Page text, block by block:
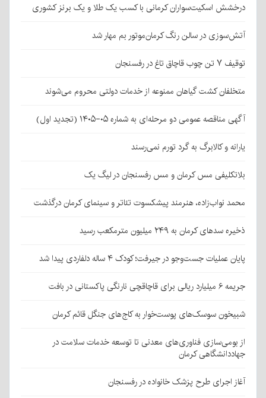
درخشش اسکیت‌سواران کرمانی با کسب یک طلا و یک برنز کشوری
آتش‌سوزی در سالن رنگ کرمان‌موتور بم مهار شد
توقیف ۷ تن چوب قاچاق تاغ در رفسنجان
متخلفان کشت گیاهان ممنوعه از خدمات دولتی محروم می‌شوند
آگهی مناقصه عمومی دو مرحله‌ای به شماره ۰۵-۱۴۰۵ (تجدید اول)
یارانه و کالابرگ به گرد تورم نمی‌رسند
بلاتکلیفی مس کرمان و مس رفسنجان در لیگ یک
محمد نواب‌زاده، هنرمند پیشکسوت تئاتر و سینمای کرمان درگذشت
ذخیره سدهای کرمان به ۲۴۹ میلیون مترمکعب رسید
پایان عملیات جست‌وجو در جیرفت؛ کودک ۴ ساله دلفاردی پیدا شد
جریمه ۶ میلیارد ریالی برای قاچاقچی نارنگی پاکستانی در بافت
شبیخون سوسک‌های پوست‌خوار به کاج‌های جنگل قائم کرمان
از بومی‌سازی فناوری‌های معدنی تا توسعه خدمات سلامت در
جهاددانشگاهی کرمان
آغاز اجرای طرح پزشک خانواده در رفسنجان